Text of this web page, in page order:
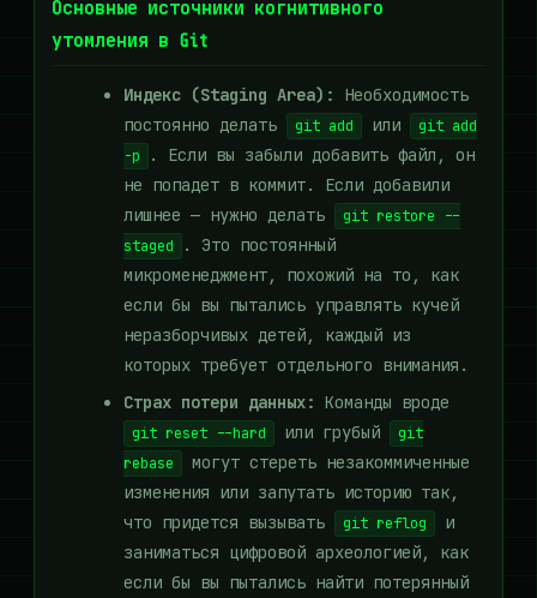
Основные источники когнитивного
утомления в Git
Индекс (Staging Area):
Необходимость
постоянно делать
git add или
git add
-p
. Если вы забыли добавить файл, он
не попадет в коммит. Если добавили
лишнее — нужно делать
git restore --
staged
. Это постоянный
микроменеджмент, похожий на то, как
если бы вы пытались управлять кучей
неразборчивых детей, каждый из
которых требует отдельного внимания.
Страх потери данных: Команды вроде
git reset --hard или грубый
git
rebase
могут стереть незакоммиченные
изменения или запутать историю так,
что придется вызывать
git reflog
и
заниматься цифровой археологией, как
если бы вы пытались найти потерянный